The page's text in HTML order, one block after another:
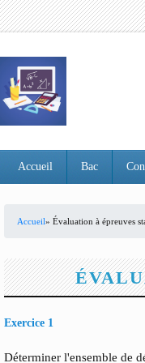
Accueil Bac
Accueil» Évaluation à épreuves
Exercice 1
Déterminer l'ensemble de